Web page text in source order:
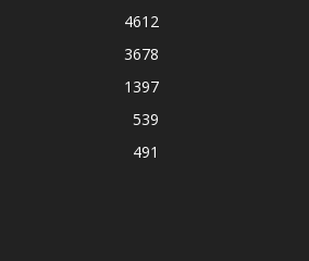
4612
3678
1397
539
491